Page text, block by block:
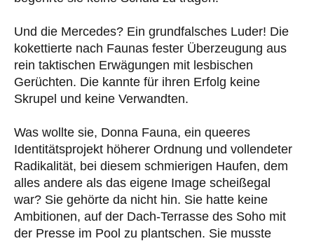
Und die Mercedes? Ein grundfalsches Luder! Die
kokettierte nach Faunas fester Überzeugung aus
rein taktischen Erwägungen mit lesbischen
Gerüchten. Die kannte für ihren Erfolg keine
Skrupel und keine Verwandten.
Was wollte sie, Donna Fauna, ein queeres
Identitätsprojekt höherer Ordnung und vollendeter
Radikalität, bei diesem schmierigen Haufen, dem
alles andere als das eigene Image scheißegal
war? Sie gehörte da nicht hin. Sie hatte keine
Ambitionen, auf der Dach-Terrasse des Soho mit
der Presse im Pool zu plantschen. Sie musste